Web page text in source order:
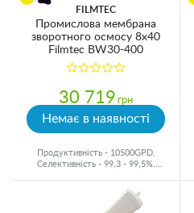
FILMTEC
Промислова мембрана
зворотного осмосу 8x40
Filmtec BW30-400
30 719 грн
Немає в наявності
Продуктивність - 10500GPD,
Селективність - 99,3 - 99,5%,